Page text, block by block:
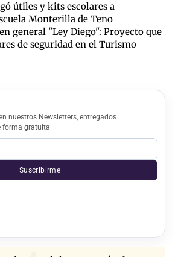
útiles y kits escolares a
Monterilla de Teno
general "Ley Diego": Proyecto que
de seguridad en el Turismo
nuestros Newsletters, entregados
forma gratuita
Suscribirme